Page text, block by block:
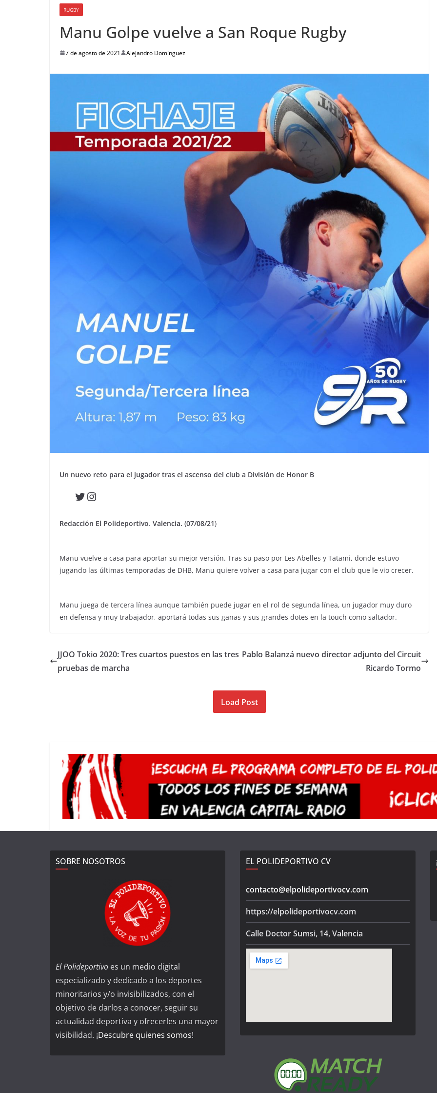
RUGBY
Manu Golpe vuelve a San Roque Rugby
7 de agosto de 2021 Alejandro Domínguez
Un nuevo reto para el jugador tras el ascenso del club a División de Honor B
Twitter
Instagram
Redacción El Polideportivo. Valencia. (07/08/21)
Manu vuelve a casa para aportar su mejor versión. Tras su paso por Les Abelles y Tatami, donde estuvo
jugando las últimas temporadas de DHB, Manu quiere volver a casa para jugar con el club que le vio crecer.
Manu juega de tercera línea aunque también puede jugar en el rol de segunda línea, un jugador muy duro
en defensa y muy trabajador, aportará todas sus ganas y sus grandes dotes en la touch como saltador.
JJOO Tokio 2020: Tres cuartos puestos en las tres
pruebas de marcha
Pablo Balanzá nuevo director adjunto del Circuit
Ricardo Tormo
Load Post
SOBRE NOSOTROS
El Polideportivo es un medio digital
especializado y dedicado a los deportes
minoritarios y/o invisibilizados, con el
objetivo de darlos a conocer, seguir su
actualidad deportiva y ofrecerles una mayor
visibilidad. ¡Descubre quienes somos!
EL POLIDEPORTIVO CV
contacto@elpolideportivocv.com
https://elpolideportivocv.com
Calle Doctor Sumsi, 14, Valencia